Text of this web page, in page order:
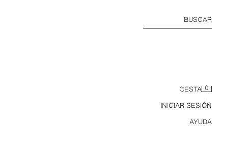
BUSCAR
CESTA 0
INICIAR SESIÓN
AYUDA